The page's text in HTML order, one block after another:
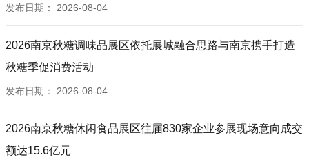
发布日期： 2026-08-04
2026南京秋糖调味品展区依托展城融合思路与南京携手打造
秋糖季促消费活动
发布日期： 2026-08-04
2026南京秋糖休闲食品展区往届830家企业参展现场意向成交
额达15.6亿元